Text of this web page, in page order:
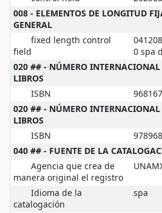
008 - ELEMENTOS DE LONGITUD
GENERAL
fixed length control
field
0 spa d
020 ## - NÚMERO
LIBROS
ISBN
020 ## - NÚMERO
LIBROS
ISBN
040 ## - FUENTE DE LA
Agencia que crea de
manera original el registro
Idioma de la
catalogación
spa